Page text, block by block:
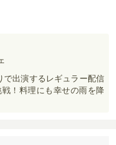
で出演するレギュラー配信
！料理にも幸せの雨を降